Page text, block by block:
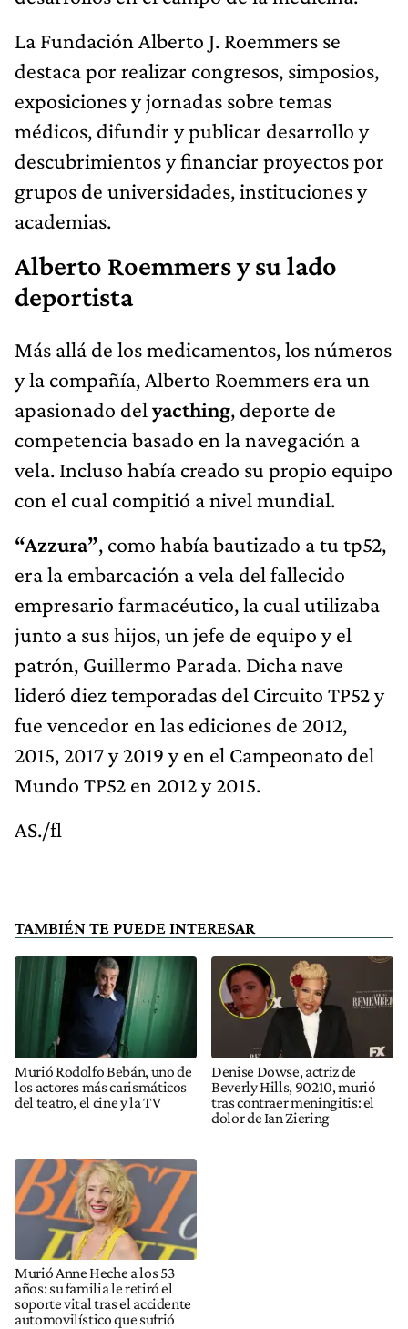
La Fundación Alberto J. Roemmers se
destaca por realizar congresos, simposios,
exposiciones y jornadas sobre temas
médicos, difundir y publicar desarrollo y
descubrimientos y financiar proyectos por
grupos de universidades, instituciones y
academias.
Alberto Roemmers y su lado
deportista
Más allá de los medicamentos, los números
y la compañía, Alberto Roemmers era un
apasionado delyacthing, deporte de
competencia basado en la navegación a
vela. Incluso había creado su propio equipo
con el cual compitió a nivel mundial.
“Azzura”, como había bautizado a tu tp52,
era la embarcación a vela del fallecido
empresario farmacéutico, la cual utilizaba
junto a sus hijos, un jefe de equipo y el
patrón, Guillermo Parada. Dicha nave
lideró diez temporadas del Circuito TP52 y
fue vencedor en las ediciones de 2012,
2015, 2017 y 2019 y en el Campeonato del
Mundo TP52 en 2012 y 2015.
AS./fl
TAMBIÉN TE PUEDE INTERESAR
Murió Rodolfo Bebán, uno de
los actores más carismáticos
del teatro, el cine y la TV
Denise Dowse, actriz de
Beverly Hills, 90210, murió
tras contraer meningitis: el
dolor de Ian Ziering
Murió Anne Heche a los 53
años: su familia le retiró el
soporte vital tras el accidente
automovilístico que sufrió